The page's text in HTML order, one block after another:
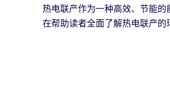
热电联产作为一种高效、节能
在帮助读者全面了解热电联产的